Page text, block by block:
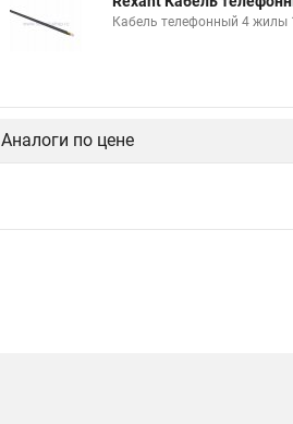
Кабель телефонный 4
Аналоги по цене